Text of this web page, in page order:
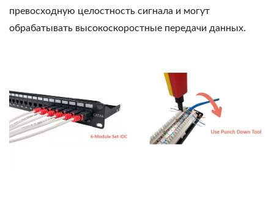
превосходную целостность сигнала и могут
обрабатывать высокоскоростные передачи данных.